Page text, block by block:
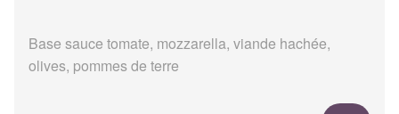
Base sauce tomate, mozzarella, viande hachée,
olives, pommes de terre